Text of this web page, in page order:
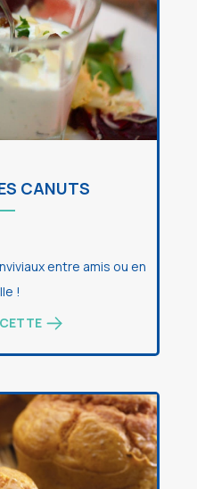
CANUTS
entre amis ou en
!